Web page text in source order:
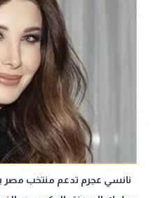
نانسي عجرم تدعم منتخب مصر